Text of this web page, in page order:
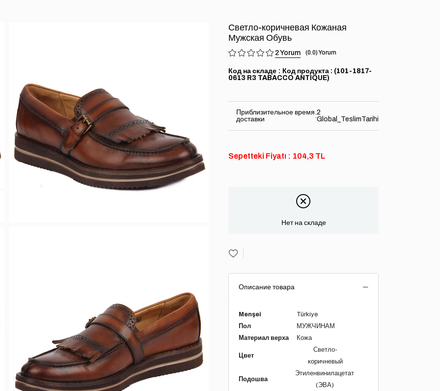
Светло-коричневая Кожаная
Мужская Обувь
2 0.0
Код на складе
(101-1817-
0613 R3 TABACCO ANTIQUE)
Приблизительное время
доставки
:2
Global_TeslimTarihi
Sepetteki Fiyatı : 104,3 TL
Нет на складе
Описание товара
Menşei
Türkiye
Пол
МУЖЧИНАМ
Материал верха
Кожа
Цвет
Светло-
коричневый
Подошва
Этиленвинилацетат
(ЭВА)